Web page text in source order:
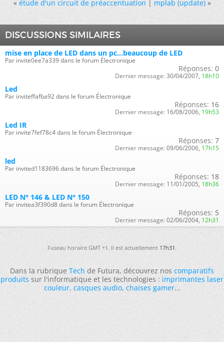
« étude d'un circuit de préaccentuation|mplab (update) »
DISCUSSIONS SIMILAIRES
mise en place de LED dans un pc...beaucoup de LED
Par invite0ee7a339 dans le forum Électronique
Réponses: 0
Dernier message: 30/04/2007, 18h10
Led
Par inviteffafba92 dans le forum Électronique
Réponses: 16
Dernier message: 16/08/2006, 19h53
Led IR
Par invite7fef78c4 dans le forum Électronique
Réponses: 7
Dernier message: 09/06/2006, 17h15
led
Par invited1183696 dans le forum Électronique
Réponses: 18
Dernier message: 11/01/2005, 18h36
LED N° 146 & LED N° 150
Par invitea3f390d8 dans le forum Électronique
Réponses: 5
Dernier message: 02/06/2004, 12h31
Fuseau horaire GMT +1. Il est actuellement17h31.
Dans la rubriqueTechde Futura, découvrez noscomparatifs
produitssur l'informatique et les technologies :imprimantes laser
couleur,casques audio,chaises gamer...